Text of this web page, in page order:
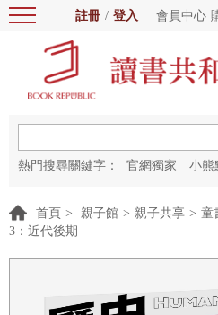
註冊 / 登入 會員中心
熱門搜尋關鍵字： 官網獨家 小熊
首頁 > 親子館 > 親子共享 > 童
3：近代後期